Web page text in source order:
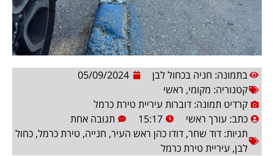
בתמונה: חניה בכחול לבן
05/09/2024
קטגוריה: מקומי, ראשי
קרדיט תמונה: דוברות עיריית טירת כרמל
כתב: עורך ראשי 15:17
תגובה אחת
תגיות: דוד שחר, דודו כהן ראש העיר, חנייה, טירת כרמל, כחול
לבן, עיריית טירת כרמל